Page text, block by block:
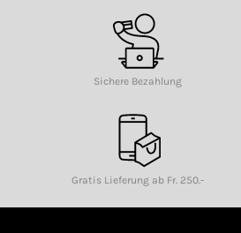
Sichere Bezahlung
Gratis Lieferung ab Fr. 250.-